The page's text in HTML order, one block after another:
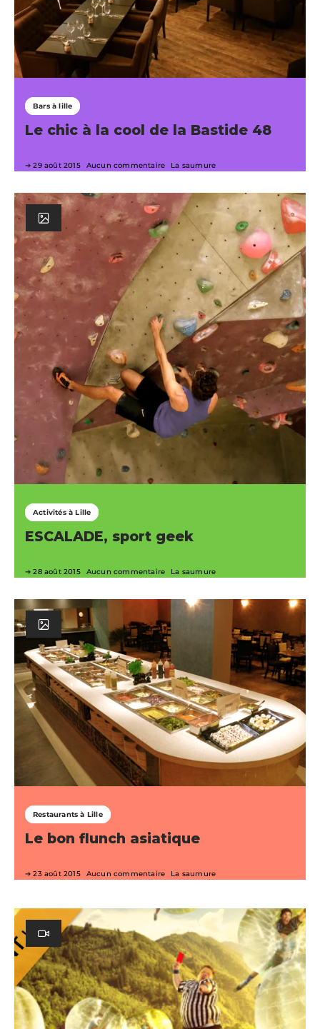
Bars à lille
Le chic à la cool de la Bastide 48
29 août 2015 Aucun commentaire La saumure
Activités à Lille
ESCALADE, sport geek
28 août 2015 Aucun commentaire La saumure
Restaurants à Lille
Le bon flunch asiatique
23 août 2015 Aucun commentaire La saumure